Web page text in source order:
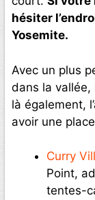
hésiter
Yosemite.
Avec un plus
dans la vallée,
là également,
avoir une
Curry
Point,
tentes-